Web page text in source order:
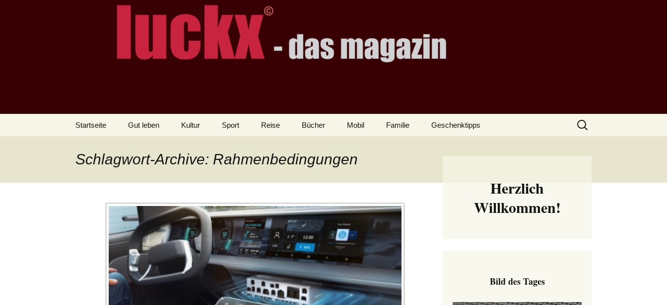
LUCKX
– das Magazin
Startseite Gut leben Kultur Sport Reise Bücher Mobil Familie Geschenktipps
Suchen
nach:
Schlagwort-Archive: Rahmenbedingungen
Herzlich
Willkommen!
Bild des Tages